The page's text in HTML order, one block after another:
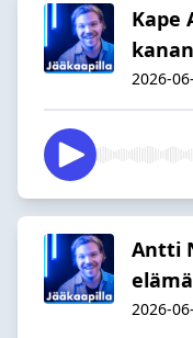
Kape
2026-
Antti
2026-